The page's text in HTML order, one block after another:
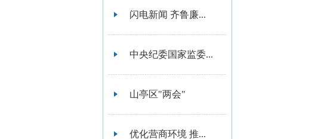
闪电新闻 齐鲁廉...
中央纪委国家监委...
山亭区"两会"
优化营商环境 推...